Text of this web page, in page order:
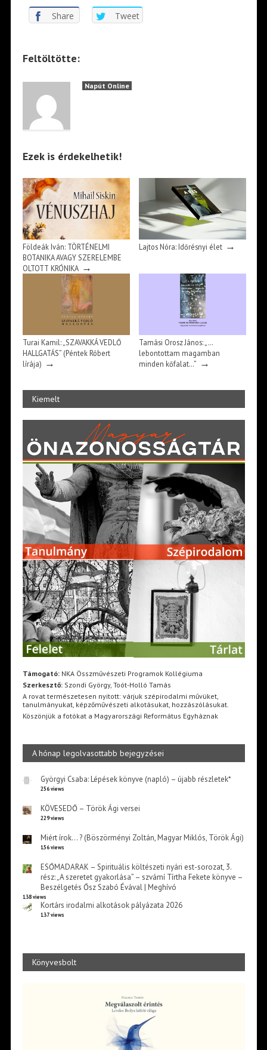
Share Tweet
Feltöltötte:
Napút Online
Ezek is érdekelhetik!
Földeák Iván: TÖRTÉNELMI
BOTANIKA AVAGY SZERELEMBE
OLTOTT KRÓNIKA→
Lajtos Nóra: Időrésnyi élet→
Turai Kamil: „SZAVAKKÁ VEDLŐ
HALLGATÁS” (Péntek Róbert
lírája) →
Tamási Orosz János: „…
lebontottam magamban
minden kőfalat…” →
Kiemelt
Támogató:NKA Összművészeti Programok Kollégiuma
Szerkesztő:Szondi György, Toót-Holló Tamás
A rovat természetesen nyitott: várjuk szépirodalmi művüket,
tanulmányukat, képzőművészeti alkotásukat, hozzászólásukat.
Köszönjük a fotókat a Magyarországi Református Egyháznak
A hónap legolvasottabb bejegyzései
Györgyi Csaba: Lépések könyve (napló) – újabb részletek*
256 views
KÖVESEDŐ – Török Ági versei
229 views
Miért írok… ? (Böszörményi Zoltán, Magyar Miklós, Török Ági)
156 views
ESŐMADARAK – Spirituális költészeti nyári est-sorozat, 3.
rész: „A szeretet gyakorlása” – szvámí Tírtha Fekete könyve –
Beszélgetés Ősz Szabó Évával | Meghívó
138 views
Kortárs irodalmi alkotások pályázata 2026
137 views
Könyvesbolt